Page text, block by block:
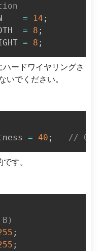
= 14 ;
= 8 ;
= 8 ;
ハードワイヤリングさ
いでください。
= 40 ; //
す。
;
;